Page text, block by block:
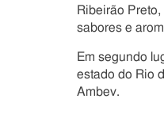
Ribeirão
sabores e
Em segundo
estado do Rio
Ambev.